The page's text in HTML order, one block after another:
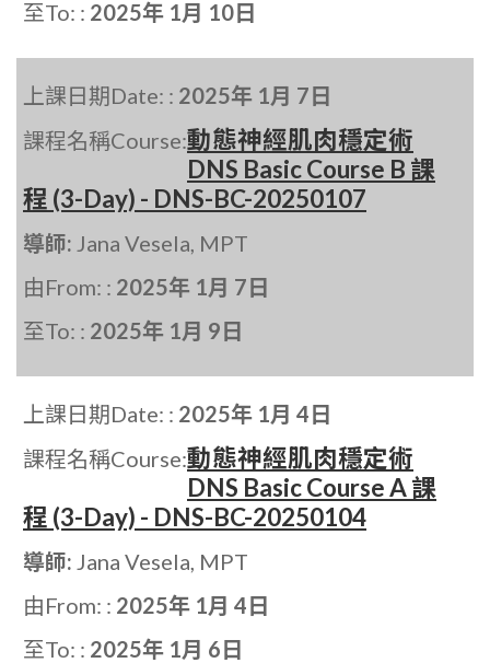
至To: : 2025年 1月 10日
上課日期Date: : 2025年 1月 7日
課程名稱Course:動態神經肌肉穩定術
DNS Basic Course B 課
程 (3-Day) - DNS-BC-20250107
導師: Jana Vesela, MPT
由From: : 2025年 1月 7日
至To: : 2025年 1月 9日
上課日期Date: : 2025年 1月 4日
課程名稱Course:動態神經肌肉穩定術
DNS Basic Course A 課
程 (3-Day) - DNS-BC-20250104
導師: Jana Vesela, MPT
由From: : 2025年 1月 4日
至To: : 2025年 1月 6日